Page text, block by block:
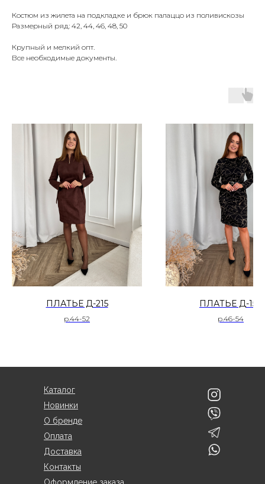
Костюм из жилета на подкладке и брюк палаццо из поливискозы
Размерный ряд: 42, 44, 46, 48, 50
Крупный и мелкий опт.
Все необходимые документы.
ПЛАТЬЕ Д-215
р.44-52
ПЛАТЬЕ Д-154
р.46-54
Оплата
Доставка
Контакты
Новинки
О бренде
Каталог